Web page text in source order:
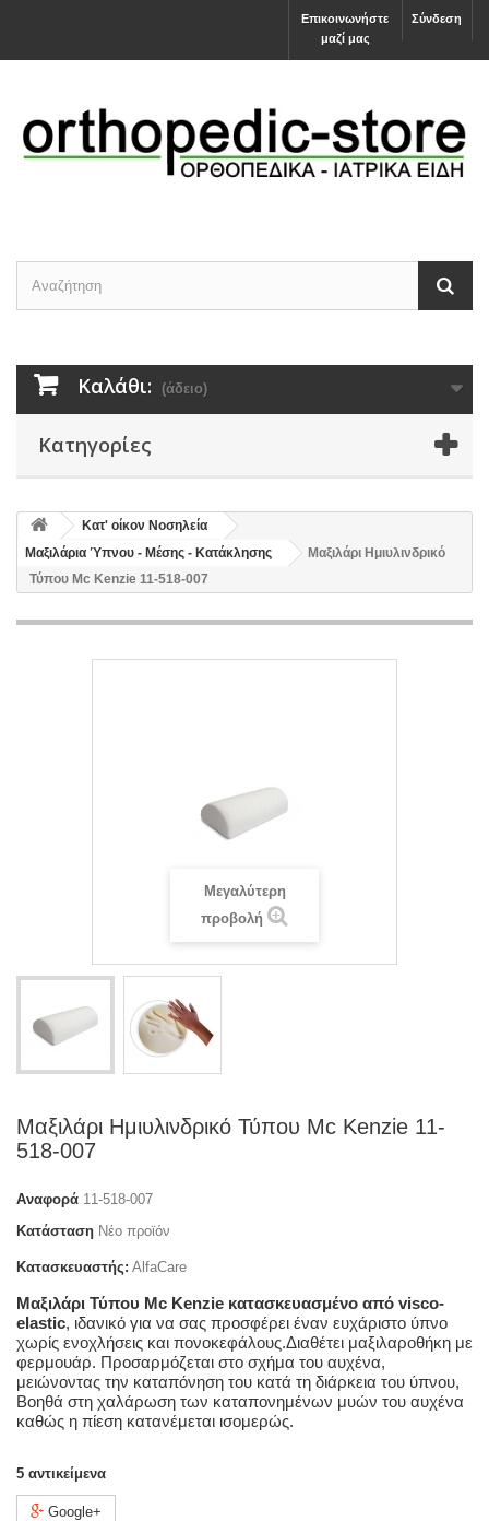
Σύνδεση
Επικοινωνήστε
μαζί μας
Καλάθι: (άδειο)
Κατηγορίες
Κατ' οίκον Νοσηλεία
Μαξιλάρια Ύπνου - Μέσης - Κατάκλησης
Μαξιλάρι Ημιυλινδρικό
Τύπου Μc Kenzie 11-518-007
Μεγαλύτερη
προβολή
Μαξιλάρι Ημιυλινδρικό Τύπου Μc Kenzie 11-
518-007
Αναφορά 11-518-007
Κατάσταση Νέο προϊόν
Κατασκευαστής: AlfaCare
Μαξιλάρι Τύπου Μc Kenzie κατασκευασμένο από visco-
elastic, ιδανικό για να σας προσφέρει έναν ευχάριστο ύπνο
χωρίς ενοχλήσεις και πονοκεφάλους.Διαθέτει μαξιλαροθήκη με
φερμουάρ. Προσαρμόζεται στο σχήμα του αυχένα,
μειώνοντας την καταπόνηση του κατά τη διάρκεια του ύπνου,
Βοηθά στη χαλάρωση των καταπονημένων μυών του αυχένα
καθώς η πίεση κατανέμεται ισομερώς.
5 αντικείμενα
Google+